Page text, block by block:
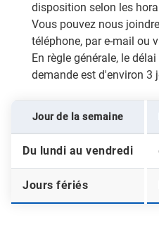
disposition selon les
Vous pouvez nous
téléphone, par e-mail ou
En règle générale, le
demande est d'environ 3
Jour de la semaine
Du lundi au vendredi
Jours fériés